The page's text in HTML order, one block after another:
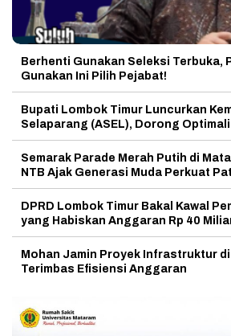
Berhenti Gunakan Seleksi Terbuka,
Gunakan Ini Pilih Pejabat!
Bupati Lombok Timur Luncurkan
Selaparang (ASEL), Dorong
Semarak Parade Merah Putih di
NTB Ajak Generasi Muda Perkuat
DPRD Lombok Timur Bakal Kawal
yang Habiskan Anggaran Rp 40
Mohan Jamin Proyek Infrastruktur di
Terimbas Efisiensi Anggaran